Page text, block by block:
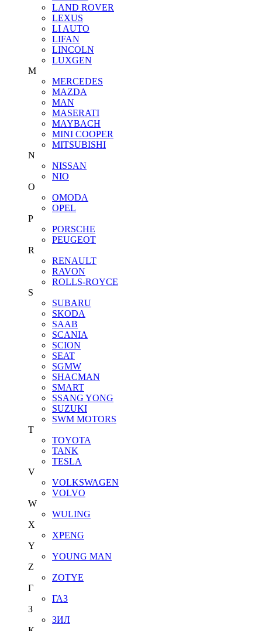
LAND ROVER
LEXUS
LI AUTO
LIFAN
LINCOLN
LUXGEN
M
MERCEDES
MAZDA
MAN
MASERATI
MAYBACH
MINI COOPER
MITSUBISHI
N
NISSAN
NIO
O
OMODA
OPEL
P
PORSCHE
PEUGEOT
R
RENAULT
RAVON
ROLLS-ROYCE
S
SUBARU
SKODA
SAAB
SCANIA
SCION
SEAT
SGMW
SHACMAN
SMART
SSANG YONG
SUZUKI
SWM MOTORS
T
TOYOTA
TANK
TESLA
V
VOLKSWAGEN
VOLVO
W
WULING
X
XPENG
Y
YOUNG MAN
Z
ZOTYE
Г
ГАЗ
З
ЗИЛ